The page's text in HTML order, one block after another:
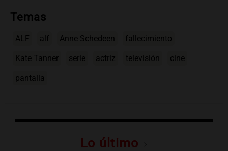
Temas
ALF alf Anne Schedeen fallecimiento
Kate Tanner serie actriz televisión cine
pantalla
Lo último